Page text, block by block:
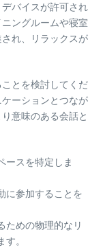
バイスが許可され
ングルームや寝室
れ、リラックスが
とを検討してくだ
ーションとつなが
意味のある会話と
ースを特定しま
に参加することを
ための物理的なリ
。